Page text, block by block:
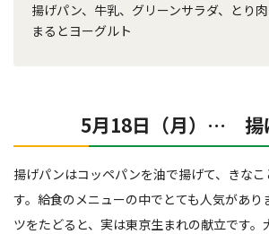
揚げパン、牛乳、グリーンサラダ、とり肉
まるとヨーグルト
5月18日（月）… 揚
揚げパンはコッペパンを油で揚げて、きな
す。給食のメニューの中でとても人気があり
ツをたどると、実は東京生まれの献立です